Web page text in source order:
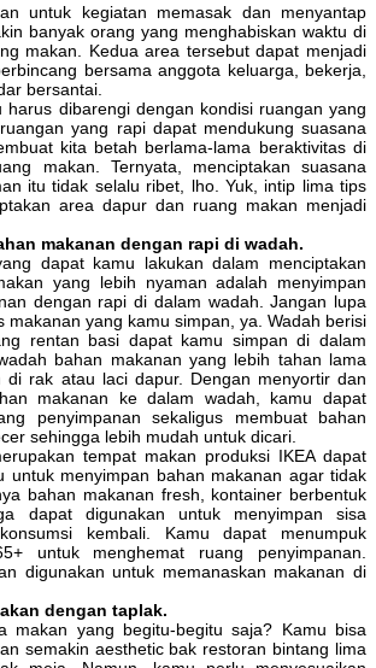
untuk kegiatan memasak dan menyantap
banyak orang yang menghabiskan waktu di
makan. Kedua area tersebut dapat menjadi
bersama anggota keluarga, bekerja,
bersantai.
harus dibarengi dengan kondisi ruangan yang
yang rapi dapat mendukung suasana
kita betah berlama-lama beraktivitas di
makan. Ternyata, menciptakan suasana
itu tidak selalu ribet, lho. Yuk, intip lima tips
area dapur dan ruang makan menjadi
makanan dengan rapi di wadah.
dapat kamu lakukan dalam menciptakan
yang lebih nyaman adalah menyimpan
dengan rapi di dalam wadah. Jangan lupa
makanan yang kamu simpan, ya. Wadah berisi
rentan basi dapat kamu simpan di dalam
bahan makanan yang lebih tahan lama
di rak atau laci dapur. Dengan menyortir dan
makanan ke dalam wadah, kamu dapat
penyimpanan sekaligus membuat bahan
sehingga lebih mudah untuk dicari.
tempat makan produksi IKEA dapat
untuk menyimpan bahan makanan agar tidak
bahan makanan fresh, kontainer berbentuk
dapat digunakan untuk menyimpan sisa
kembali. Kamu dapat menumpuk
untuk menghemat ruang penyimpanan.
digunakan untuk memanaskan makanan di
dengan taplak.
makan yang begitu-begitu saja? Kamu bisa
semakin aesthetic bak restoran bintang lima